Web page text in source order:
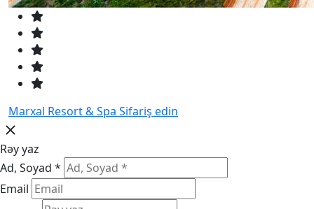
Marxal Resort & Spa Sifariş edin
Rəy yaz
Ad, Soyad *
Email